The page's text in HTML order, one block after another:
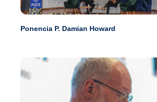
Ponencia P. Damian Howard